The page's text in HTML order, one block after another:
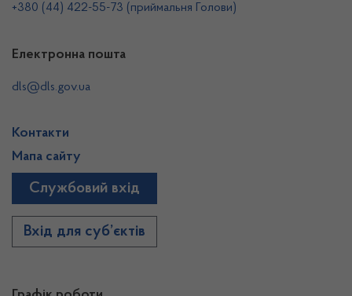
+380 (44) 422-55-73 (приймальня Голови)
Електронна пошта
dls@dls.gov.ua
Контакти
Мапа сайту
Службовий вхід
Вхід для суб’єктів